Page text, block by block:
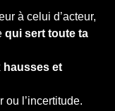
à celui d’acteur,
qui sert toute ta
hausses et
ou l’incertitude.